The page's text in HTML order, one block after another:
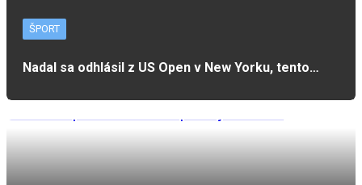
ŠPORT
Nadal sa odhlásil z US Open v New Yorku, tento…